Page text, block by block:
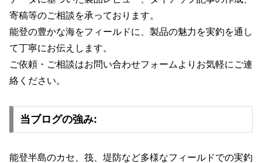
寄稿等のご相談を承っております。
能登の豊かな海をフィールドに、製品の魅力を実釣を通し
て丁寧にお伝えします。
ご依頼・ご相談はお問い合わせフォームよりお気軽にご連
絡ください。
当ブログの強み:
能登半島のカセ、筏、堤防など多様なフィールドでの実釣